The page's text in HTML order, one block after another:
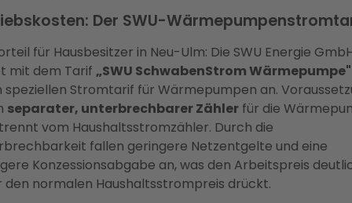
Der SWU-
für Hausbesitzer in Neu-Ulm: Die SWU Energie
mit dem Tarif „SWU SchwabenStrom Wärmepumpe"
speziellen Stromtarif für Wärmepumpen an.
separater, unterbrechbarer Zählerfür die
vom Haushaltsstromzähler. Durch die
fallen geringere Netzentgelte und eine
Konzessionsabgabe an, was den Arbeitspreis
den normalen Haushaltsstrompreis drückt.